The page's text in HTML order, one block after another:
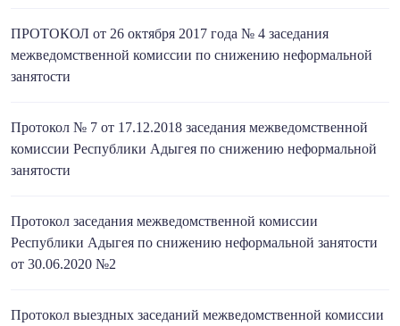
ПРОТОКОЛ от 26 октября 2017 года № 4 заседания
межведомственной комиссии по снижению неформальной
занятости
Протокол № 7 от 17.12.2018 заседания межведомственной
комиссии Республики Адыгея по снижению неформальной
занятости
Протокол заседания межведомственной комиссии
Республики Адыгея по снижению неформальной занятости
от 30.06.2020 №2
Протокол выездных заседаний межведомственной комиссии